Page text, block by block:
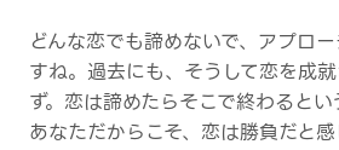
どんな恋でも諦めないで、アプロ
すね。過去にも、そうして恋を成
ず。恋は諦めたらそこで終わると
あなただからこそ、恋は勝負だと感